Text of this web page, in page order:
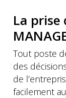
La prise
Tout poste
des
de
facilement